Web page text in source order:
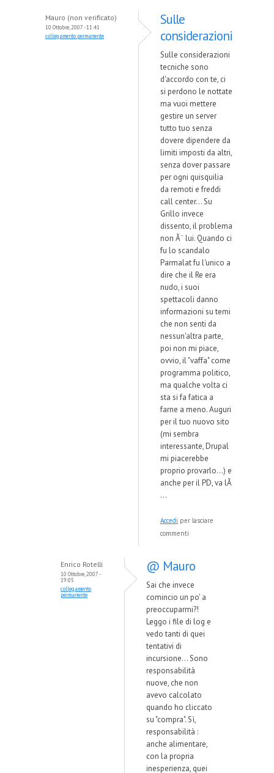
Mauro (non verificato)
10 Ottobre, 2007 - 11:41
collegamento permanente
Sulle
considerazioni
Sulle considerazioni
tecniche sono
d'accordo con te, ci
si perdono le nottate
ma vuoi mettere
gestire un server
tutto tuo senza
dovere dipendere da
limiti imposti da altri,
senza dover passare
per ogni quisquilia
da remoti e freddi
call center... Su
Grillo invece
dissento, il problema
non Ã¨ lui. Quando ci
fu lo scandalo
Parmalat fu l'unico a
dire che il Re era
nudo, i suoi
spettacoli danno
informazioni su temi
che non senti da
nessun'altra parte,
poi non mi piace,
ovvio, il "vaffa" come
programma politico,
ma qualche volta ci
sta si fa fatica a
farne a meno. Auguri
per il tuo nuovo sito
(mi sembra
interessante, Drupal
mi piacerebbe
proprio provarlo...) e
anche per il PD, va lÃ
...
Accedi per lasciare
commenti
Enrico Rotelli
10 Ottobre, 2007 -
19:05
collegamento
permanente
@ Mauro
Sai che invece
comincio un po' a
preoccuparmi?!
Leggo i file di log e
vedo tanti di quei
tentativi di
incursione... Sono
responsabilità
nuove, che non
avevo calcolato
quando ho cliccato
su "compra". Sì,
responsabilità :
anche alimentare,
con la propria
inesperienza, quei